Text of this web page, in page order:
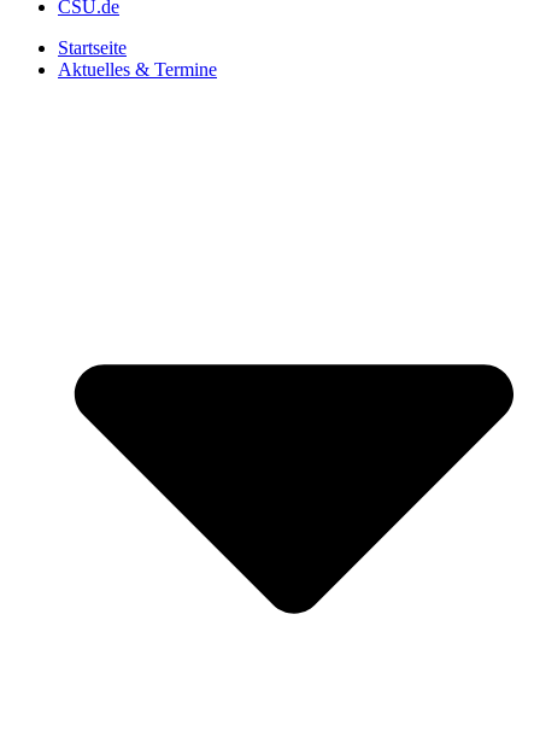
CSU.de
Startseite
Aktuelles & Termine